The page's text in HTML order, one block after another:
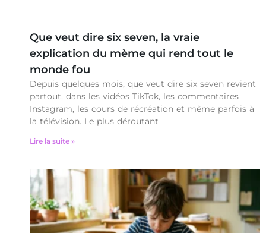
Que veut dire six seven, la vraie
explication du mème qui rend tout le
monde fou
Depuis quelques mois, que veut dire six seven revient
partout, dans les vidéos TikTok, les commentaires
Instagram, les cours de récréation et même parfois à
la télévision. Le plus déroutant
Lire la suite »